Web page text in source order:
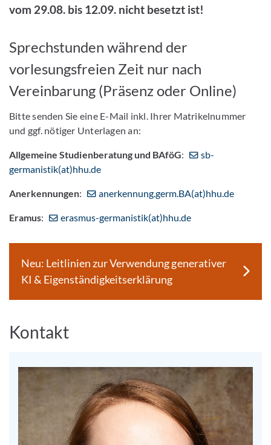
vom 29.08. bis 12.09. nicht besetzt ist!
Sprechstunden während der
vorlesungsfreien Zeit nur nach
Vereinbarung (Präsenz oder Online)
Bitte senden Sie eine E-Mail inkl. Ihrer Matrikelnummer
und ggf. nötiger Unterlagen an:
Allgemeine Studienberatung und BAföG:
sb-
germanistik(at)hhu.de
Anerkennungen: anerkennung.germ.BA(at)hhu.de
Eramus: erasmus-germanistik(at)hhu.de
Neu: Leitlinien zur Verwendung generativer
KI & Eigenständigkeitserklärung
Kontakt